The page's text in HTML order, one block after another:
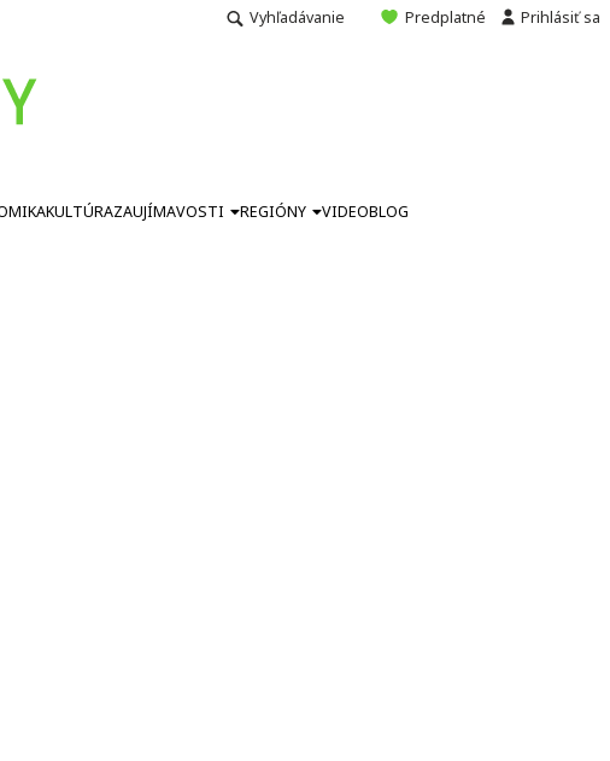
Vyhľadávanie Predplatné Prihlásiť sa
KULTÚRAZAUJÍMAVOSTI REGIÓNY VIDEOBLOG